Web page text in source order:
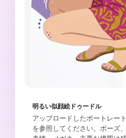
明るい似顔絵ドゥードル
アップロードしたポートレー
を参照してください。ポーズ